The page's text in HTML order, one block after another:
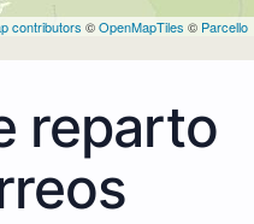
contributors ©OpenMapTiles © Parcello
reparto